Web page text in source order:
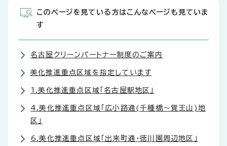
このページを見ている方はこんなページも見ていま
す
名古屋クリーンパートナー制度のご案内
美化推進重点区域を指定しています
1.美化推進重点区域「名古屋駅地区」
4.美化推進重点区域「広小路通(千種橋～覚王山)地
区」
6.美化推進重点区域「出来町通・徳川園周辺地区」